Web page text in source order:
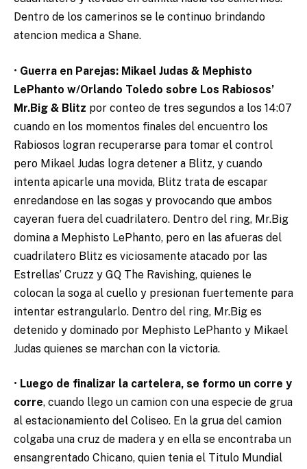
Dentro de los camerinos se le continuo brindando
atencion medica a Shane.
• Guerra en Parejas: Mikael Judas & Mephisto
LePhanto w/Orlando Toledo sobre Los Rabiosos’
Mr.Big & Blitz por conteo de tres segundos a los 14:07
cuando en los momentos finales del encuentro los
Rabiosos logran recuperarse para tomar el control
pero Mikael Judas logra detener a Blitz, y cuando
intenta apicarle una movida, Blitz trata de escapar
enredandose en las sogas y provocando que ambos
cayeran fuera del cuadrilatero. Dentro del ring, Mr.Big
domina a Mephisto LePhanto, pero en las afueras del
cuadrilatero Blitz es viciosamente atacado por las
Estrellas’ Cruzz y GQ The Ravishing, quienes le
colocan la soga al cuello y presionan fuertemente para
intentar estrangularlo. Dentro del ring, Mr.Big es
detenido y dominado por Mephisto LePhanto y Mikael
Judas quienes se marchan con la victoria.
• Luego de finalizar la cartelera, se formo un corre y
corre, cuando llego un camion con una especie de grua
al estacionamiento del Coliseo. En la grua del camion
colgaba una cruz de madera y en ella se encontraba un
ensangrentado Chicano, quien tenia el Titulo Mundial